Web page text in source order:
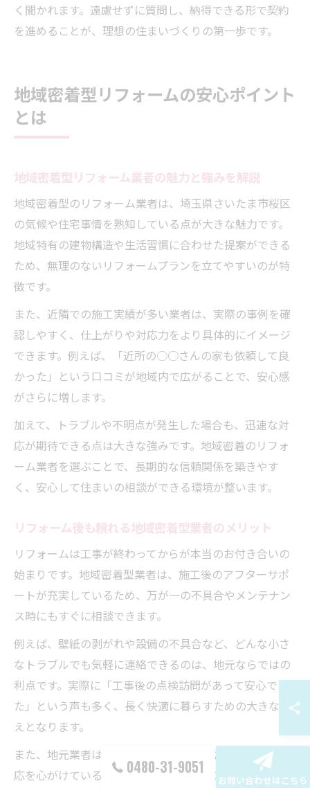
く聞かれます。遠慮せずに質問し、納得できる形で契約
を進めることが、理想の住まいづくりの第一歩です。
地域密着型リフォームの安心ポイント
とは
地域密着型リフォーム業者の魅力と強みを解説
地域密着型のリフォーム業者は、埼玉県さいたま市桜区
の気候や住宅事情を熟知している点が大きな魅力です。
地域特有の建物構造や生活習慣に合わせた提案ができる
ため、無理のないリフォームプランを立てやすいのが特
徴です。
また、近隣での施工実績が多い業者は、実際の事例を確
認しやすく、仕上がりや対応力をより具体的にイメージ
できます。例えば、「近所の○○さんの家も依頼して良
かった」という口コミが地域内で広がることで、安心感
がさらに増します。
加えて、トラブルや不明点が発生した場合も、迅速な対
応が期待できる点は大きな強みです。地域密着のリフォ
ーム業者を選ぶことで、長期的な信頼関係を築きやす
く、安心して住まいの相談ができる環境が整います。
リフォーム後も頼れる地域密着型業者のメリット
リフォームは工事が終わってからが本当のお付き合いの
始まりです。地域密着型業者は、施工後のアフターサポ
ートが充実しているため、万が一の不具合やメンテナン
ス時にもすぐに相談できます。
例えば、壁紙の剥がれや設備の不具合など、どんな小さ
なトラブルでも気軽に連絡できるのは、地元ならではの
利点です。実際に「工事後の点検訪問があって安心でき
た」という声も多く、長く快適に暮らすための大きな支
えとなります。
また、地元業者は評判を大切にしているため、誠実な対
応を心がけているケースが多いです。リフォーム後のケ
0480-31-9051
お問い合わせはこちら